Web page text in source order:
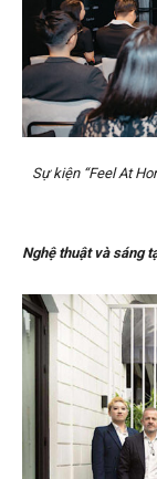
Sự kiện “Feel At
Nghệ thuật và sáng